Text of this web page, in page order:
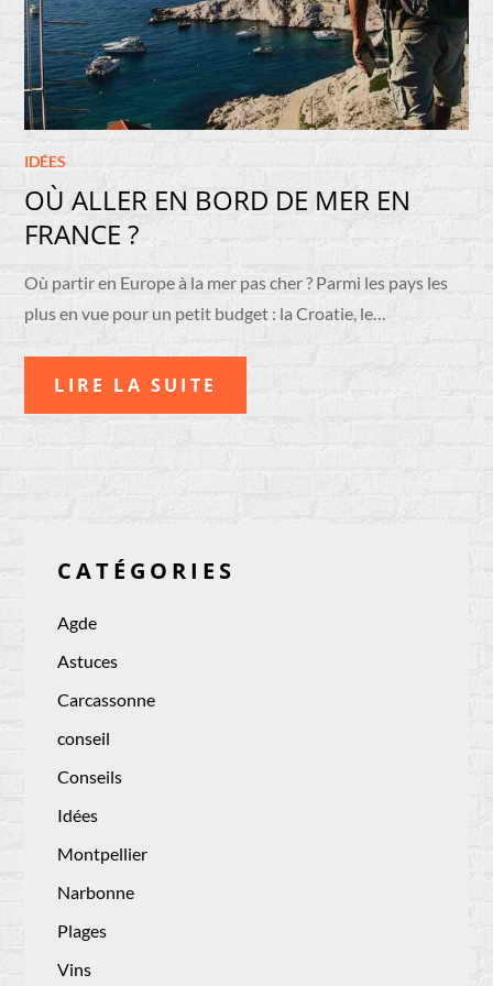
IDÉES
OÙ ALLER EN BORD DE MER EN
FRANCE ?
Où partir en Europe à la mer pas cher ? Parmi les pays les
plus en vue pour un petit budget : la Croatie, le…
LIRE LA SUITE
CATÉGORIES
Agde
Astuces
Carcassonne
conseil
Conseils
Idées
Montpellier
Narbonne
Plages
Vins